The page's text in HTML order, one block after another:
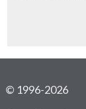
© 1996-2026